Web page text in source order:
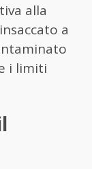
alla
a
i limiti